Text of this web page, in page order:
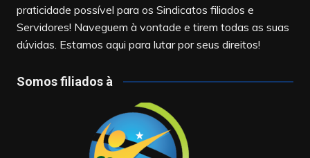
praticidade possível para os Sindicatos filiados e
Servidores! Naveguem à vontade e tirem todas as suas
dúvidas. Estamos aqui para lutar por seus direitos!
Somos filiados à